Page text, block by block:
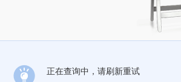
正在查询中，请刷新重试